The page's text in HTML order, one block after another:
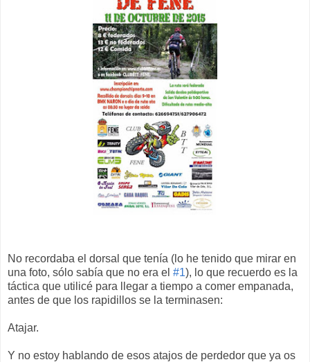
No recordaba el dorsal que tenía (lo he tenido que mirar en
una foto, sólo sabía que no era el #1), lo que recuerdo es la
táctica que utilicé para llegar a tiempo a comer empanada,
antes de que los rapidillos se la terminasen:
Atajar.
Y no estoy hablando de esos atajos de perdedor que ya os